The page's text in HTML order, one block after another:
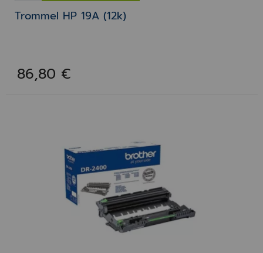
Trommel HP 19A (12k)
86,80 €